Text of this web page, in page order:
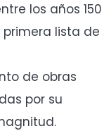
los años 150
primera lista de
de obras
por su